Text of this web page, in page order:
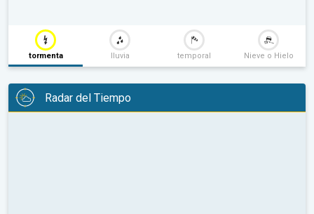
tormenta lluvia temporal Nieve o Hielo
Radar del Tiempo